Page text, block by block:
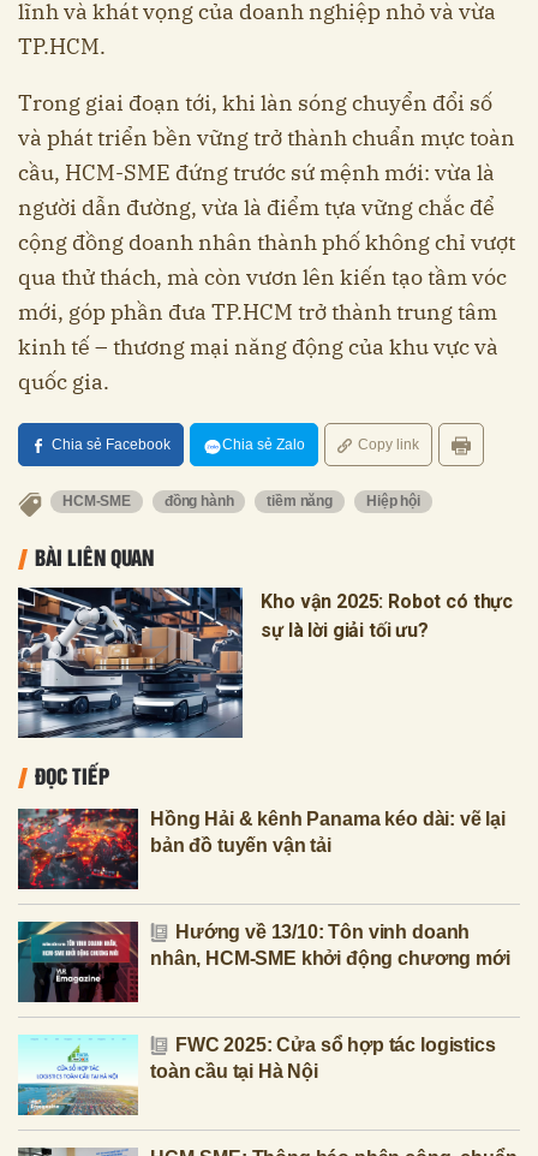
lĩnh và khát vọng của doanh nghiệp nhỏ và vừa
TP.HCM.
Trong giai đoạn tới, khi làn sóng chuyển đổi số
và phát triển bền vững trở thành chuẩn mực toàn
cầu, HCM-SME đứng trước sứ mệnh mới: vừa là
người dẫn đường, vừa là điểm tựa vững chắc để
cộng đồng doanh nhân thành phố không chỉ vượt
qua thử thách, mà còn vươn lên kiến tạo tầm vóc
mới, góp phần đưa TP.HCM trở thành trung tâm
kinh tế – thương mại năng động của khu vực và
quốc gia.
Chia sẻ Facebook Chia sẻ Zalo Copy link
HCM-SME đồng hành tiềm năng Hiệp hội
BÀI LIÊN QUAN
Kho vận 2025: Robot có thực
sự là lời giải tối ưu?
ĐỌC TIẾP
Hồng Hải & kênh Panama kéo dài: vẽ lại
bản đồ tuyến vận tải
Hướng về 13/10: Tôn vinh doanh
nhân, HCM-SME khởi động chương mới
FWC 2025: Cửa sổ hợp tác logistics
toàn cầu tại Hà Nội